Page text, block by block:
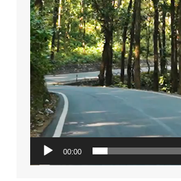
00:00